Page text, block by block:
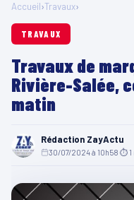
Accueil›Travaux›
TRAVAUX
Travaux de
Rivière-Salée,
matin
Rédaction ZayActu
30/07/2024 à 10h58 ⏱ 1